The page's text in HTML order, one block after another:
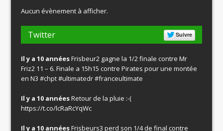
Aucun évènement à afficher.
Twitter Suivre
Il y a 10 annéesFrisbeur2 gagne la 1/2 finale contre Mr
Friz2 11 – 6. Finale a 15h15 contre Pirates pour une montée
en N3#chpt#ultimatedr#franceultimate
Il y a 10 annéesRetour de la pluie :-(
https://t.co/lcRaRcYqWc
Il y a 10 annéesFrisbeurs3 perd son 1/4 de final contre